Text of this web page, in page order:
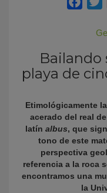
Bailando
playa de
Etimológicamente
acerado del real
latín albus, que
tono de este
perspectiva
referencia a la roca
encontramos una
la